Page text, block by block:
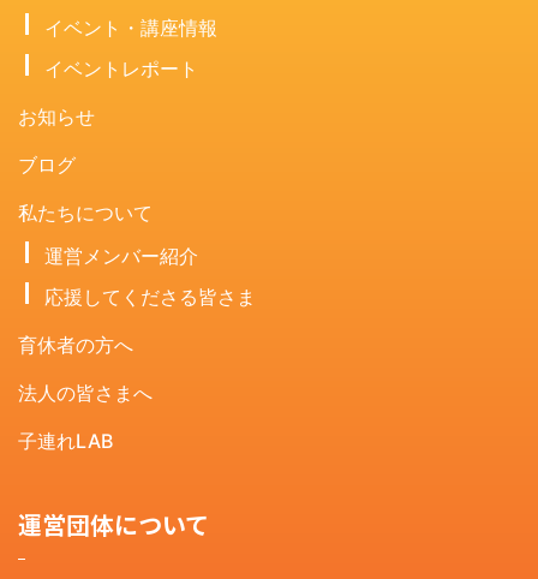
イベント・講座情報
イベントレポート
お知らせ
ブログ
私たちについて
運営メンバー紹介
応援してくださる皆さま
育休者の方へ
法人の皆さまへ
子連れLAB
運営団体について